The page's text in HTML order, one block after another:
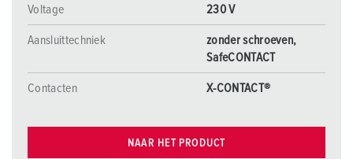
Voltage 230 V
Aansluittechniek
zonder schroeven,
SafeCONTACT
Contacten X-CONTACT®
NAAR HET PRODUCT